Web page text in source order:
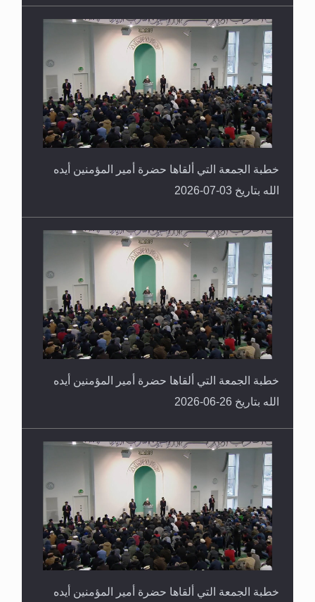
خطبة الجمعة التي ألقاها حضرة أمير المؤمنين أيده
الله بتاريخ 03-07-2026
خطبة الجمعة التي ألقاها حضرة أمير المؤمنين أيده
الله بتاريخ 26-06-2026
خطبة الجمعة التي ألقاها حضرة أمير المؤمنين أيده